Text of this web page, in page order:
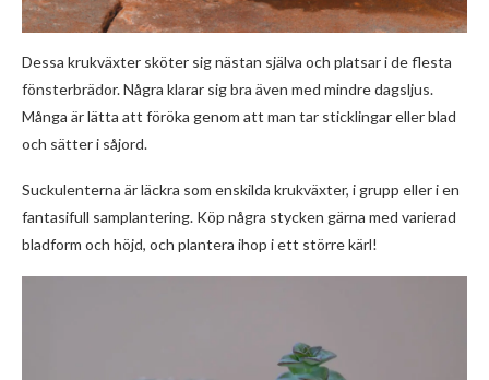
Dessa krukväxter sköter sig nästan själva och platsar i de flesta
fönsterbrädor. Några klarar sig bra även med mindre dagsljus.
Många är lätta att föröka genom att man tar sticklingar eller blad
och sätter i såjord.
Suckulenterna är läckra som enskilda krukväxter, i grupp eller i en
fantasifull samplantering. Köp några stycken gärna med varierad
bladform och höjd, och plantera ihop i ett större kärl!